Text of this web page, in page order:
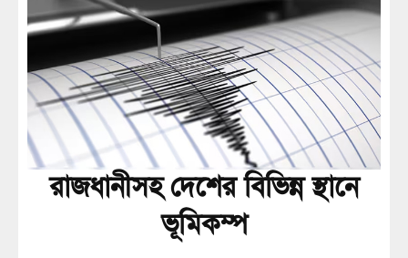
রাজধানীসহ দেশের বিভিন্ন স্থানে
ভূমিকম্প